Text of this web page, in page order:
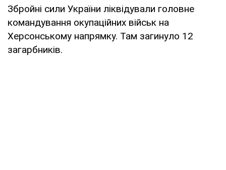
Збройні сили України ліквідували головне
командування окупаційних військ на
Херсонському напрямку. Там загинуло 12
загарбників.